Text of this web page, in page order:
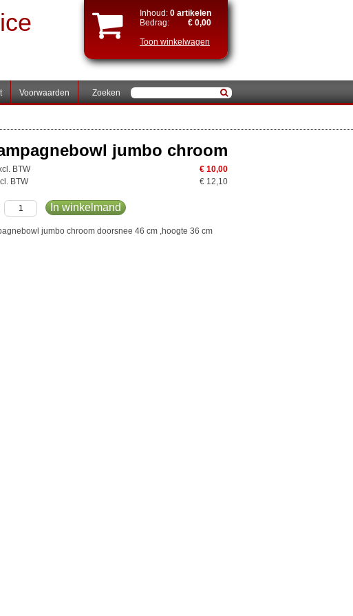
Inhoud: 0 artikelen
Bedrag:
€ 0,00
Toon winkelwagen
Zoeken
Voorwaarden
jumbo chroom
BTW
€ 10,00
BTW
€ 12,10
In winkelmand
jumbo chroom doorsnee 46 cm ,hoogte 36 cm